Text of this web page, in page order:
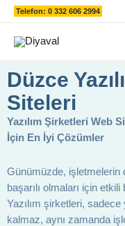
İçeriğeTelefon: 0 332 606 2994
Düzce
Siteleri
Yazılım Şirketleri Web
İçin En İyi Çözümler
Günümüzde, işletmelerin
başarılı olmaları için
Yazılım şirketleri,
kalmaz, aynı zamanda